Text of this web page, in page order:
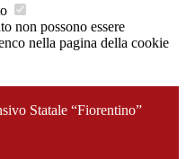
non possono essere
nella pagina della cookie
Statale “Fiorentino”